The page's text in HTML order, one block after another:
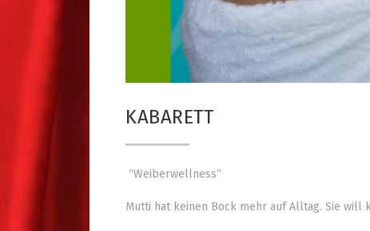
KABARETT
“Weiberwellness“
Mutti hat keinen Bock mehr auf Alltag. Sie will